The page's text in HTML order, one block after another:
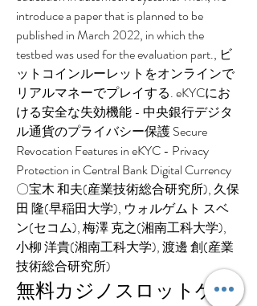
introduce a paper that is planned to be
published in March 2022, in which the
testbed was used for the evaluation part., ビ
ットコインルーレットをオンラインで
リアルマネーでプレイする. eKYCにお
ける安全な失効機能 - 中央銀行デジタ
ル通貨のプライバシー保護 Secure
Revocation Features in eKYC - Privacy
Protection in Central Bank Digital Currency
〇宝木 和夫(産業技術総合研究所), 久保
田 隆(早稲田大学), ウォルゲムト スベ
ン(セコム), 梅澤 克之(湘南工科大学),
小柳 洋貴(湘南工科大学), 渡邊 創(産業
技術総合研究所)
無料カジノスロットゲー